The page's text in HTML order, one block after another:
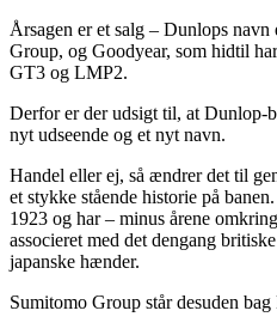
Årsagen er et salg – Dunlops
Group, og Goodyear, som hidtil
GT3 og LMP2.
Derfor er der udsigt til, at Dunlop-
nyt udseende og et nyt navn.
Handel eller ej, så ændrer det til
et stykke stående historie på
1923 og har – minus årene
associeret med det dengang
japanske hænder.
Sumitomo Group står desuden bag